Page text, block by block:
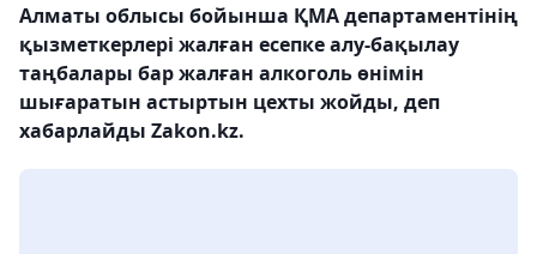
Алматы облысы бойынша ҚМА департаментінің
қызметкерлері жалған есепке алу-бақылау
таңбалары бар жалған алкоголь өнімін
шығаратын астыртын цехты жойды, деп
хабарлайды Zakon.kz.